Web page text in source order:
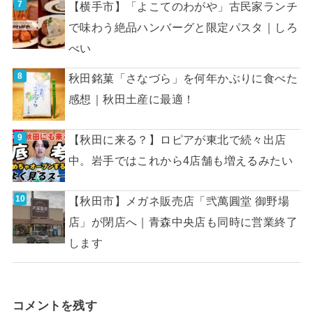
【横手市】「よこてのわがや」古民家ランチ
で味わう絶品ハンバーグと限定パスタ｜しろ
べい
秋田銘菓「さなづら」を何年かぶりに食べた
感想｜秋田土産に最適！
【秋田に来る？】ロピアが東北で続々出店
中。岩手ではこれから4店舗も増えるみたい
【秋田市】メガネ販売店「弐萬圓堂 御野場
店」が閉店へ｜青森中央店も同時に営業終了
します
コメントを残す